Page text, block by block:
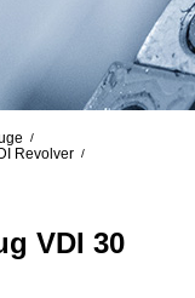
/
Revolver /
VDI 30